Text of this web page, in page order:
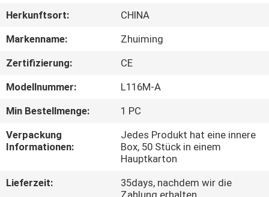
UNS
AUSFLUG
QUALITÄTSKONTROLLE
TRETEN
MIT
Herkunftsort:
CHINA
Markenname:
Zhuiming
Zertifizierung:
CE
Modellnummer:
L116M-A
Min Bestellmenge:
1 PC
Verpackung
Informationen:
Jedes Produkt hat eine innere
Box, 50 Stück in einem
Hauptkarton
Lieferzeit:
35days, nachdem wir die